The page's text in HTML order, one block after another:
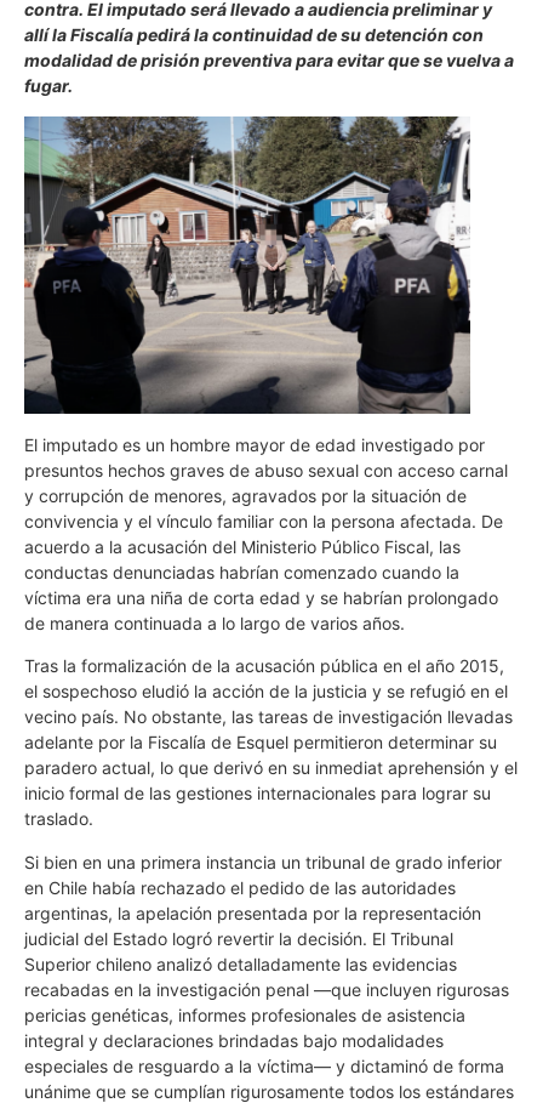
contra. El imputado será llevado a audiencia preliminar y
allí la Fiscalía pedirá la continuidad de su detención con
modalidad de prisión preventiva para evitar que se vuelva a
fugar.
El imputado es un hombre mayor de edad investigado por
presuntos hechos graves de abuso sexual con acceso carnal
y corrupción de menores, agravados por la situación de
convivencia y el vínculo familiar con la persona afectada. De
acuerdo a la acusación del Ministerio Público Fiscal, las
conductas denunciadas habrían comenzado cuando la
víctima era una niña de corta edad y se habrían prolongado
de manera continuada a lo largo de varios años.
Tras la formalización de la acusación pública en el año 2015,
el sospechoso eludió la acción de la justicia y se refugió en el
vecino país. No obstante, las tareas de investigación llevadas
adelante por la Fiscalía de Esquel permitieron determinar su
paradero actual, lo que derivó en su inmediat aprehensión y el
inicio formal de las gestiones internacionales para lograr su
traslado.
Si bien en una primera instancia un tribunal de grado inferior
en Chile había rechazado el pedido de las autoridades
argentinas, la apelación presentada por la representación
judicial del Estado logró revertir la decisión. El Tribunal
Superior chileno analizó detalladamente las evidencias
recabadas en la investigación penal —que incluyen rigurosas
pericias genéticas, informes profesionales de asistencia
integral y declaraciones brindadas bajo modalidades
especiales de resguardo a la víctima— y dictaminó de forma
unánime que se cumplían rigurosamente todos los estándares